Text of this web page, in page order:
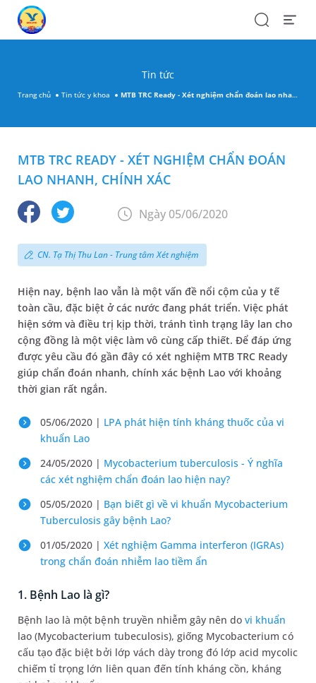
SearchOpen
Tin tức
Trang chủ Tin tức y khoa MTB TRC Ready - Xét nghiệm chẩn đoán lao nhanh, chính xác
MTB TRC READY - XÉT NGHIỆM CHẨN ĐOÁN
LAO NHANH, CHÍNH XÁC
Ngày 05/06/2020
CN. Tạ Thị Thu Lan - Trung tâm Xét nghiệm
Hiện nay, bệnh lao vẫn là một vấn đề nổi cộm của y tế
toàn cầu, đặc biệt ở các nước đang phát triển. Việc phát
hiện sớm và điều trị kịp thời, tránh tình trạng lây lan cho
cộng đồng là một việc làm vô cùng cấp thiết. Để đáp ứng
được yêu cầu đó gần đây có xét nghiệm MTB TRC Ready
giúp chẩn đoán nhanh, chính xác bệnh Lao với khoảng
thời gian rất ngắn.
05/06/2020 | LPA phát hiện tính kháng thuốc của vi
khuẩn Lao
24/05/2020 | Mycobacterium tuberculosis - Ý nghĩa
các xét nghiệm chẩn đoán lao hiện nay?
05/05/2020 | Bạn biết gì về vi khuẩn Mycobacterium
Tuberculosis gây bệnh Lao?
01/05/2020 | Xét nghiệm Gamma interferon (IGRAs)
trong chẩn đoán nhiễm lao tiềm ẩn
1. Bệnh Lao là gì?
Bệnh lao là một bệnh truyền nhiễm gây nên dovi khuẩn
lao (Mycobacterium tubeculosis), giống Mycobacterium có
cấu tạo đặc biệt bởi lớp vách dày trong đó lớp acid mycolic
chiếm tỉ trọng lớn liên quan đến tính kháng cồn, kháng